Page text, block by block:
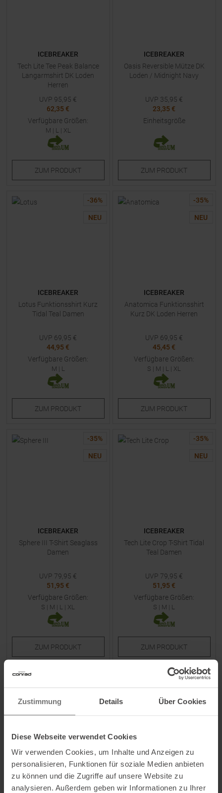
Zustimmung Details Über Cookies
Diese Webseite verwendet Cookies
Wir verwenden Cookies, um Inhalte und Anzeigen zu
personalisieren, Funktionen für soziale Medien anbieten
zu können und die Zugriffe auf unsere Website zu
analysieren. Außerdem geben wir Informationen zu Ihrer
ICEBREAKER
Tech Lite Tee Peak Balance
Langarmshirt DK Loden
Herren
UVP 95,95 €
62,35 €
Verfügbare Größen:
M | L | XL
ZUM PRODUKT
ICEBREAKER
Oasis Reversible Mütze DK
Loden / Midnight Navy
UVP 35,95 €
23,35 €
Einheitsgröße
ZUM PRODUKT
-36%
NEU
ICEBREAKER
Lotus Funktionsshirt Kurz
Tidal Teal Damen
UVP 69,95 €
44,95 €
Verfügbare Größen:
M | L
ZUM PRODUKT
-35%
NEU
ICEBREAKER
Anatomica Funktionsshirt
Kurz DK Loden Herren
UVP 69,95 €
45,45 €
Verfügbare Größen:
S | M | L | XL
ZUM PRODUKT
-35%
NEU
ICEBREAKER
Sphere III T-Shirt Seaglass
Damen
UVP 79,95 €
51,95 €
Verfügbare Größen:
S | M | L | XL
ZUM PRODUKT
-35%
NEU
ICEBREAKER
Tech Lite Crop T-Shirt Tidal
Teal Damen
UVP 79,95 €
51,95 €
Verfügbare Größen:
S | M | L
ZUM PRODUKT
ICEBREAKER
Tech Lite Range Stripes T-Shirt
DK Loden Herren
-35%
ICEBREAKER
Sphere Colour Block T-Shirt
HTHR / Midnight Navy Herren